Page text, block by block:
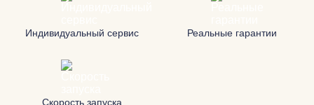
Индивидуальный сервис Реальные гарантии
Скорость запуска